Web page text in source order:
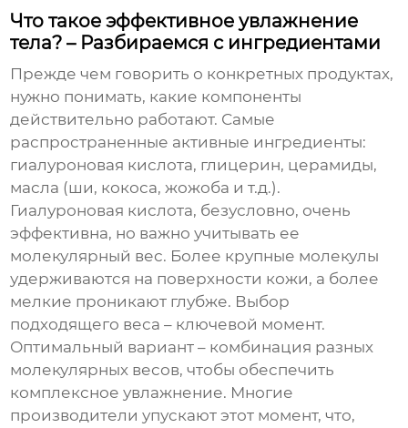
Что такое эффективное увлажнение
тела? – Разбираемся с ингредиентами
Прежде чем говорить о конкретных продуктах,
нужно понимать, какие компоненты
действительно работают. Самые
распространенные активные ингредиенты:
гиалуроновая кислота, глицерин, церамиды,
масла (ши, кокоса, жожоба и т.д.).
Гиалуроновая кислота, безусловно, очень
эффективна, но важно учитывать ее
молекулярный вес. Более крупные молекулы
удерживаются на поверхности кожи, а более
мелкие проникают глубже. Выбор
подходящего веса – ключевой момент.
Оптимальный вариант – комбинация разных
молекулярных весов, чтобы обеспечить
комплексное увлажнение. Многие
производители упускают этот момент, что,